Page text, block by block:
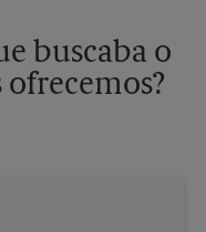
buscaba o
ofrecemos?